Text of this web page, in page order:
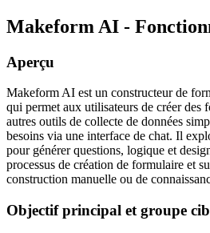
Makeform AI -
Aperçu
Makeform AI est un constructeur de
qui permet aux utilisateurs de créer des
autres outils de collecte de données
besoins via une interface de chat. Il
pour générer questions, logique et
processus de création de formulaire et
construction manuelle ou de
Objectif principal et groupe